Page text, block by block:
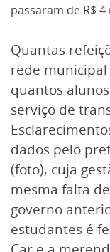
passaram de R$
Quantas
rede municipal
quantos
serviço de
dados pelo
(foto), cuja
mesma falta
governo
estudantes é